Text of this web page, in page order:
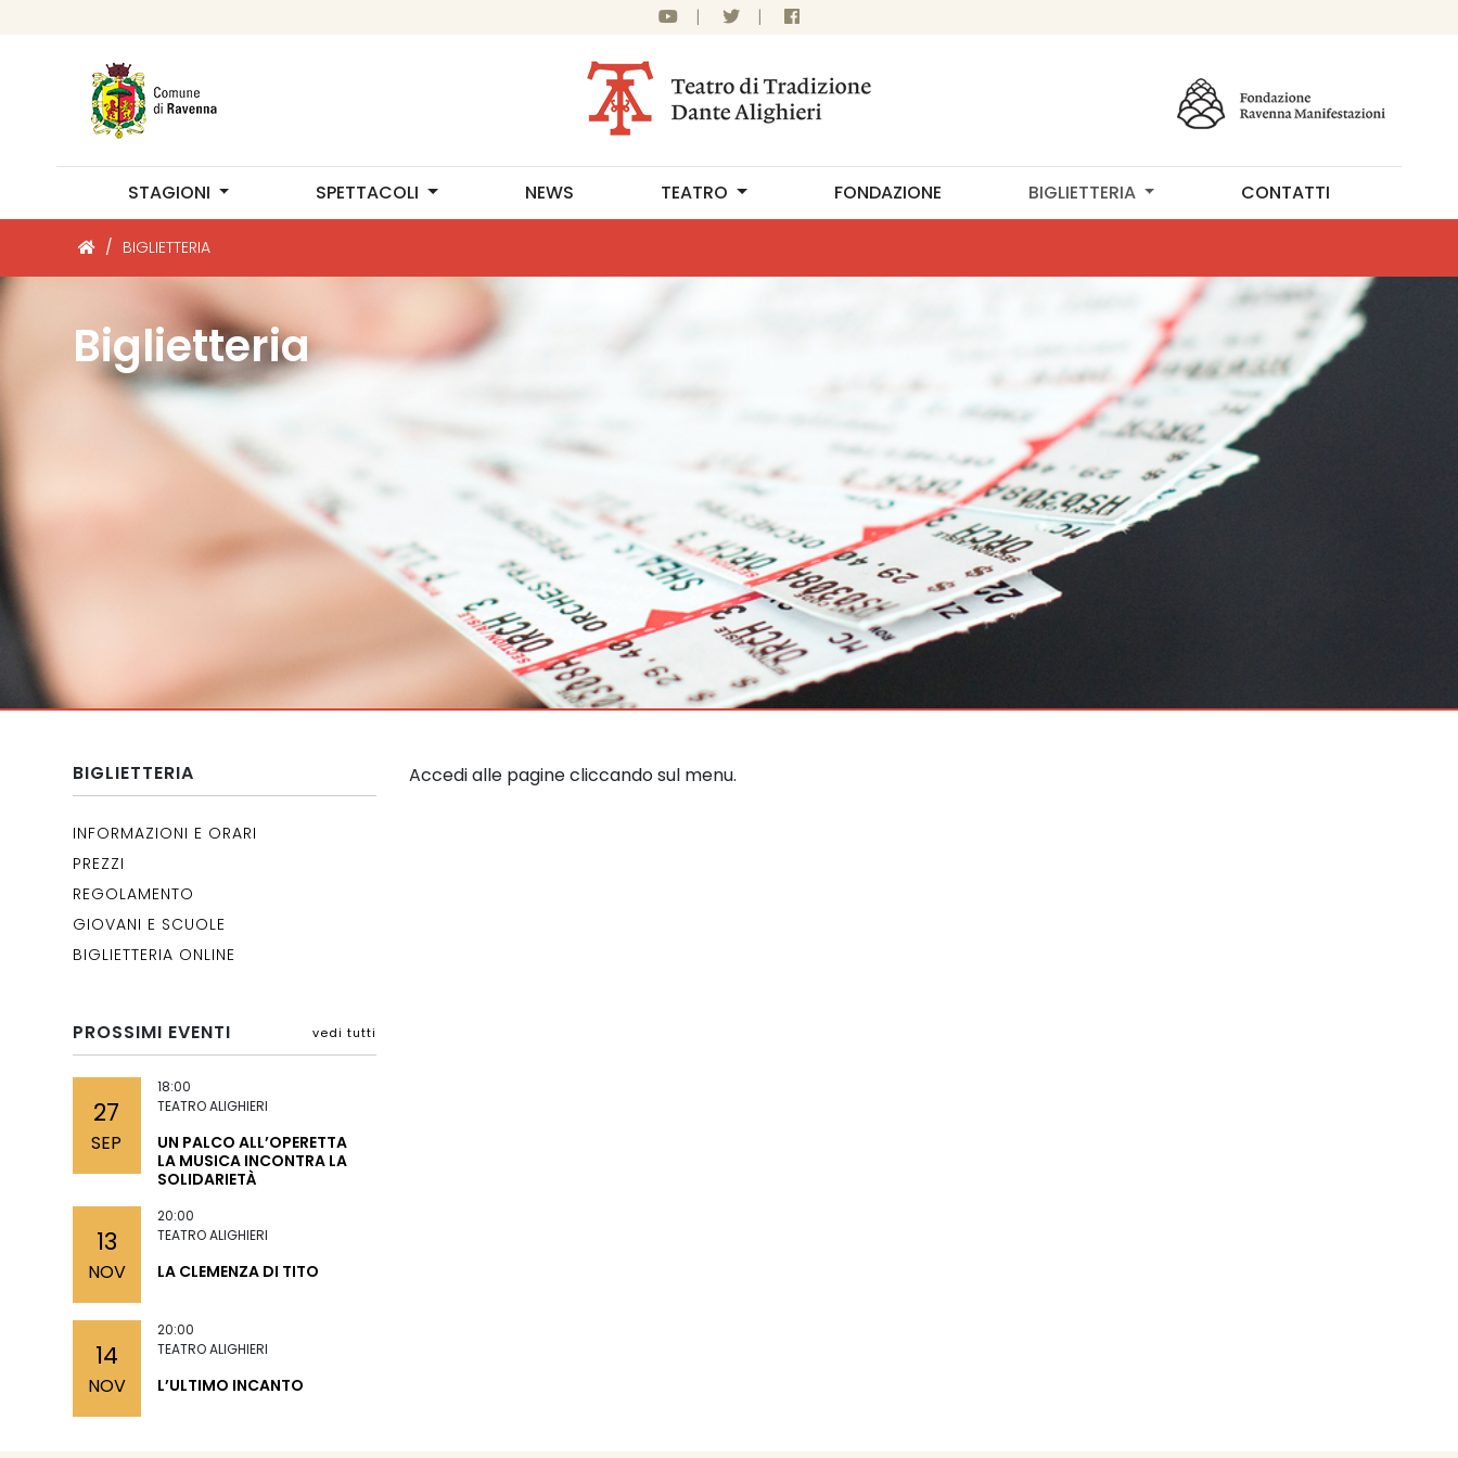
| |
STAGIONI SPETTACOLI NEWS TEATRO FONDAZIONE BIGLIETTERIA CONTATTI
/ BIGLIETTERIA
Biglietteria
BIGLIETTERIA
INFORMAZIONI E ORARI
PREZZI
REGOLAMENTO
GIOVANI E SCUOLE
BIGLIETTERIA ONLINE
PROSSIMI EVENTI vedi tutti
27
SEP
18:00
TEATRO ALIGHIERI
UN PALCO ALL’OPERETTA
LA MUSICA INCONTRA LA
SOLIDARIETÀ
13
NOV
20:00
TEATRO ALIGHIERI
LA CLEMENZA DI TITO
14
NOV
20:00
TEATRO ALIGHIERI
L’ULTIMO INCANTO
Accedi alle pagine cliccando sul menu.